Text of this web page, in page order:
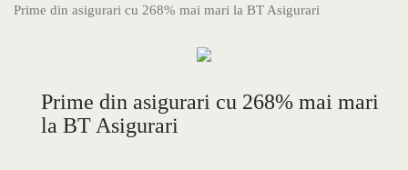
Prime din asigurari cu 268% mai mari la BT Asigurari
Prime din asigurari cu 268% mai mari
la BT Asigurari